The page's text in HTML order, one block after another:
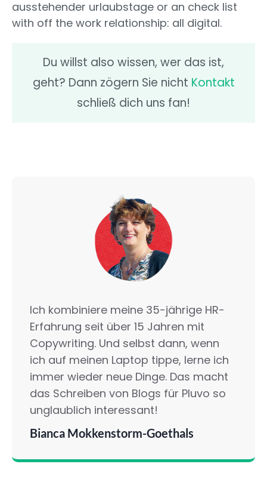
ausstehender urlaubstage or an check list
with off the work relationship: all digital.
Du willst also wissen, wer das ist,
geht? Dann zögern Sie nicht Kontakt
schließ dich uns fan!
Ich kombiniere meine 35-jährige HR-
Erfahrung seit über 15 Jahren mit
Copywriting. Und selbst dann, wenn
ich auf meinen Laptop tippe, lerne ich
immer wieder neue Dinge. Das macht
das Schreiben von Blogs für Pluvo so
unglaublich interessant!
Bianca Mokkenstorm-Goethals